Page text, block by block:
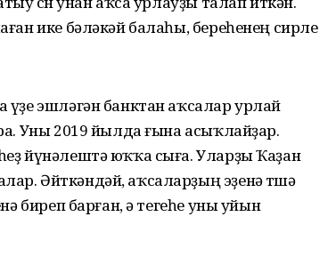
ике бәләкәй балаһы, береһенең сирле
эшләгән банктан аҡсалар урлай
Уны 2019 йылда ғына асыҡлайҙар.
йүнәлештә юҡҡа сыға. Уларҙы Ҡаҙан
Әйткәндәй, аҡсаларҙың эҙенә төшә
биреп барған, ә тегеһе уны уйын